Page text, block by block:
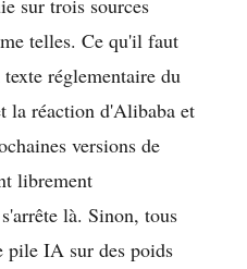
sur trois sources
telles. Ce qu'il faut
réglementaire du
la réaction d'Alibaba et
versions de
librement
là. Sinon, tous
pile IA sur des poids